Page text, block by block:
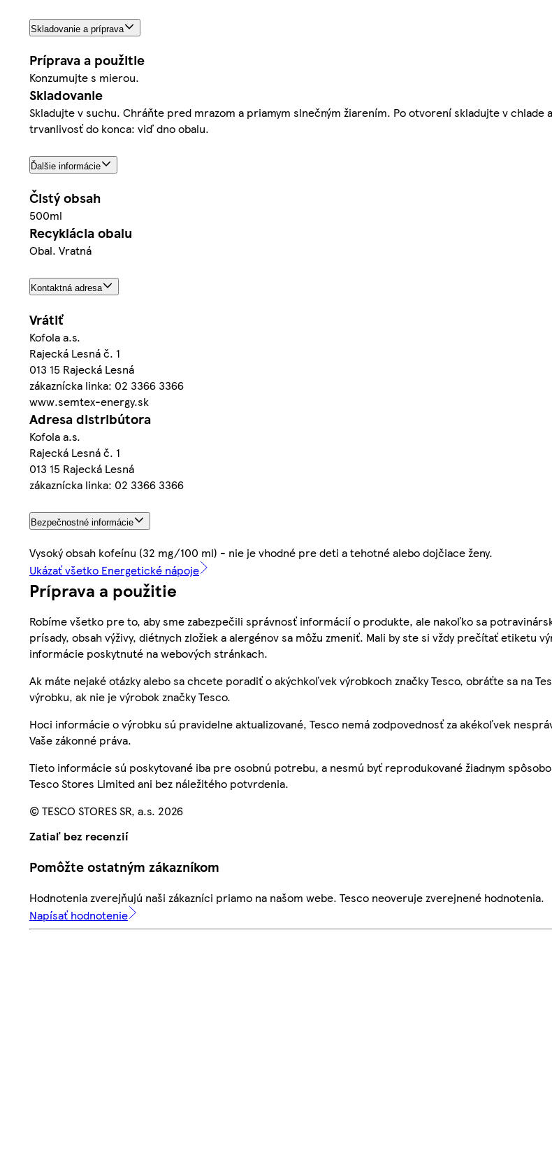
Skladovanie a príprava
Príprava a použitie
Konzumujte s mierou.
Skladovanie
Skladujte v suchu. Chráňte pred mrazom a priamym slnečným žiarením. Po otvorení skladujte v chlade
trvanlivosť do konca: viď dno obalu.
Ďalšie informácie
Čistý obsah
500ml
Recyklácia obalu
Obal. Vratná
Kontaktná adresa
Vrátiť
Kofola a.s.
Rajecká Lesná č. 1
013 15 Rajecká Lesná
zákaznícka linka: 02 3366 3366
www.semtex-energy.sk
Adresa distribútora
Kofola a.s.
Rajecká Lesná č. 1
013 15 Rajecká Lesná
zákaznícka linka: 02 3366 3366
Bezpečnostné informácie
Vysoký obsah kofeínu (32 mg/100 ml) - nie je vhodné pre deti a tehotné alebo dojčiace ženy.
Ukázať všetko Energetické nápoje
Príprava a použitie
Robíme všetko pre to, aby sme zabezpečili správnosť informácií o produkte, ale nakoľko sa
prísady, obsah výživy, diétnych zložiek a alergénov sa môžu zmeniť. Mali by ste si vždy prečítať etiketu
informácie poskytnuté na webových stránkach.
Ak máte nejaké otázky alebo sa chcete poradiť o akýchkoľvek výrobkoch značky Tesco, obráťte sa na
výrobku, ak nie je výrobok značky Tesco.
Hoci informácie o výrobku sú pravidelne aktualizované, Tesco nemá zodpovednosť za akékoľvek
Vaše zákonné práva.
Tieto informácie sú poskytované iba pre osobnú potrebu, a nesmú byť reprodukované žiadnym
Tesco Stores Limited ani bez náležitého potvrdenia.
© TESCO STORES SR, a.s. 2026
Zatiaľ bez recenzií
Pomôžte ostatným zákazníkom
Hodnotenia zverejňujú naši zákazníci priamo na našom webe. Tesco neoveruje zverejnené hodnotenia.
Napísať hodnotenie